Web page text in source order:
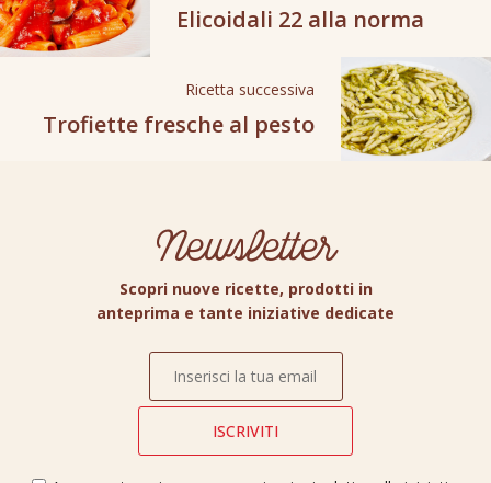
Elicoidali 22 alla norma
Ricetta successiva
Trofiette fresche al pesto
Newsletter
Scopri nuove ricette, prodotti in
anteprima e tante iniziative dedicate